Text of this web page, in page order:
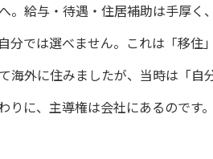
。給与・待遇・住居補助は手厚く
分では選べません。これは「移住
海外に住みましたが、当時は「自
に、主導権は会社にあるのです。